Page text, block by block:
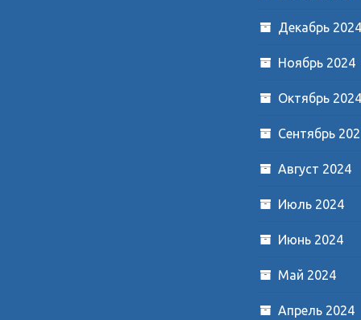
Декабрь 2024
Ноябрь 2024
Октябрь 2024
Сентябрь
Август 2024
Июль 2024
Июнь 2024
Май 2024
Апрель 2024